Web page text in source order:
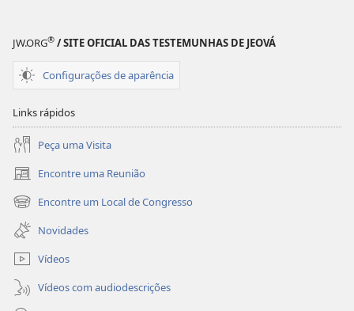
JW.ORG® / SITE OFICIAL DAS TESTEMUNHAS DE JEOVÁ
Configurações de aparência
Links rápidos
Peça uma Visita
Encontre uma Reunião
(abre
nova
janela)
Encontre um Local de Congresso
(abre
nova
janela)
Novidades
Vídeos
Vídeos com audiodescrições